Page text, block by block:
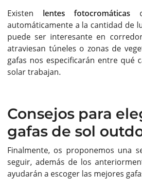
Existen lentes fotocromáticas
automáticamente a la cantidad de
puede ser interesante en
atraviesan túneles o zonas de
gafas nos especificarán entre qué
solar trabajan.
Consejos para
gafas de sol
Finalmente, os proponemos una
seguir, además de los
ayudarán a escoger las mejores